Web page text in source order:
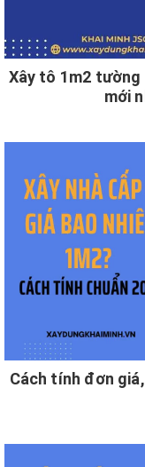
Xây tô 1m2 tường
mới
Cách tính đơn